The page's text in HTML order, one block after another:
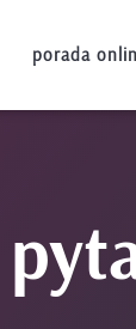
porada